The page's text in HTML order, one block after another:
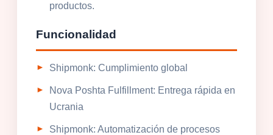
productos.
Funcionalidad
Shipmonk: Cumplimiento global
Nova Poshta Fulfillment: Entrega rápida en
Ucrania
Shipmonk: Automatización de procesos